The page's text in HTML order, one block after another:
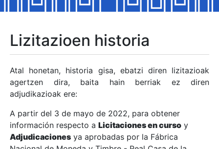
Erakutsi/Ezkutatu
Erakutsi/Ezkutatu
Erakutsi/Ezkutatu
Erakutsi/Ezkutatu
Lizitazioen historia
Atal honetan, historia gisa, ebatzi diren lizitazioak
agertzen dira, baita hain berriak ez diren
adjudikazioak ere:
A partir del 3 de mayo de 2022, para obtener
información respecto a Licitaciones en curso y
Adjudicaciones ya aprobadas por la Fábrica